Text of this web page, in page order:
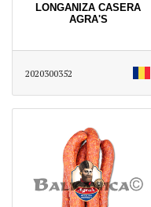
LONGANIZA CASERA
AGRA'S
2020300352